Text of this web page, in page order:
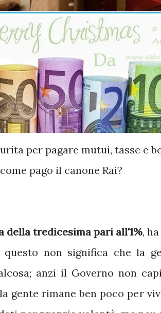
per pagare mutui, tasse e
come pago il canone Rai?
della tredicesima pari all'1%,
non significa che la
anzi il Governo non
gente rimane ben poco per